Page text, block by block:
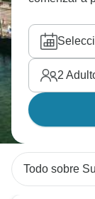
2
Todo sobre